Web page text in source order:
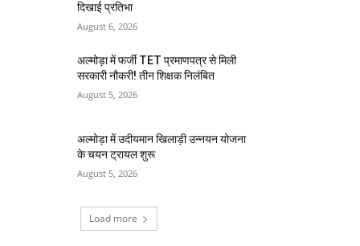
दिखाई प्रतिभा
August 6, 2026
अल्मोड़ा में फर्जी TET प्रमाणपत्र से मिली
सरकारी नौकरी! तीन शिक्षक निलंबित
August 5, 2026
अल्मोड़ा में उदीयमान खिलाड़ी उन्नयन योजना
के चयन ट्रायल शुरू
August 5, 2026
Load more